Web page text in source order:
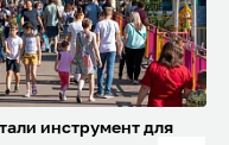
инструмент для